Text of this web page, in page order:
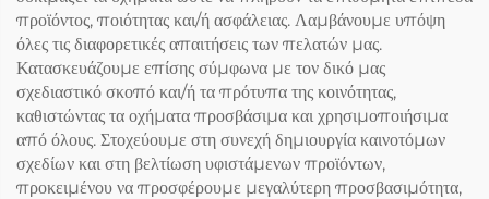
προϊόντος, ποιότητας και/ή ασφάλειας. Λαμβάνουμε υπόψη
όλες τις διαφορετικές απαιτήσεις των πελατών μας.
Κατασκευάζουμε επίσης σύμφωνα με τον δικό μας
σχεδιαστικό σκοπό και/ή τα πρότυπα της κοινότητας,
καθιστώντας τα οχήματα προσβάσιμα και χρησιμοποιήσιμα
από όλους. Στοχεύουμε στη συνεχή δημιουργία καινοτόμων
σχεδίων και στη βελτίωση υφιστάμενων προϊόντων,
προκειμένου να προσφέρουμε μεγαλύτερη προσβασιμότητα,